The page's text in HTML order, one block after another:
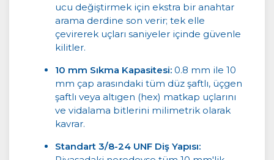
ucu değiştirmek için ekstra bir anahtar
arama derdine son verir; tek elle
çevirerek uçları saniyeler içinde güvenle
kilitler.
10 mm Sıkma Kapasitesi: 0.8 mm ile 10
mm çap arasındaki tüm düz şaftlı, üçgen
şaftlı veya altıgen (hex) matkap uçlarını
ve vidalama bitlerini milimetrik olarak
kavrar.
Standart 3/8-24 UNF Diş Yapısı: